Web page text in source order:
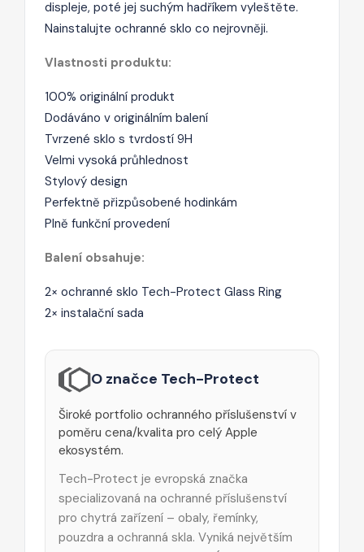
displeje, poté jej suchým hadříkem vyleštěte.
Nainstalujte ochranné sklo co nejrovněji.
Vlastnosti produktu:
100% originální produkt
Dodáváno v originálním balení
Tvrzené sklo s tvrdostí 9H
Velmi vysoká průhlednost
Stylový design
Perfektně přizpůsobené hodinkám
Plně funkční provedení
Balení obsahuje:
2× ochranné sklo Tech-Protect Glass Ring
2× instalační sada
O značce Tech-Protect
Široké portfolio ochranného příslušenství v
poměru cena/kvalita pro celý Apple
ekosystém.
Tech-Protect je evropská značka
specializovaná na ochranné příslušenství
pro chytrá zařízení – obaly, řemínky,
pouzdra a ochranná skla. Vyniká největším